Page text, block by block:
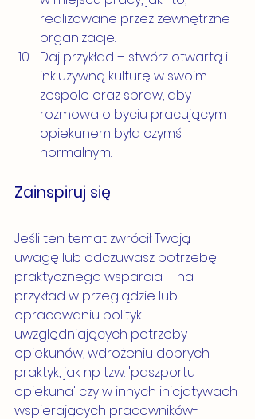
realizowane przez zewnętrzne
organizacje.
Daj przykład – stwórz otwartą i
inkluzywną kulturę w swoim
zespole oraz spraw, aby
rozmowa o byciu pracującym
opiekunem była czymś
normalnym.
Zainspiruj się
Jeśli ten temat zwrócił Twoją
uwagę lub odczuwasz potrzebę
praktycznego wsparcia – na
przykład w przeglądzie lub
opracowaniu polityk
uwzględniających potrzeby
opiekunów, wdrożeniu dobrych
praktyk, jak np tzw. 'paszportu
opiekuna' czy w innych inicjatywach
wspierających pracowników-